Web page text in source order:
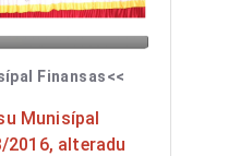
Finansas<<
Munisípal
2016, alteradu